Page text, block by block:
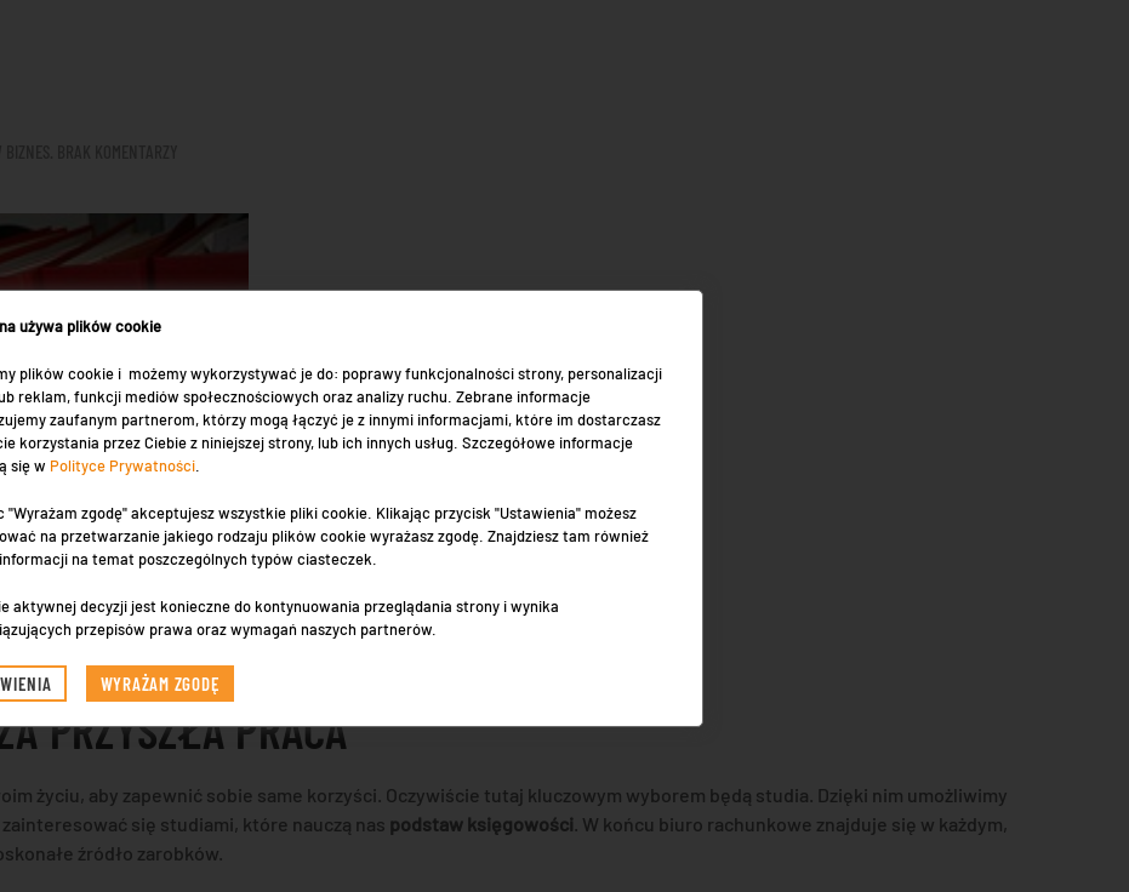
PRZYSZŁA PRACA
życiu, aby zapewnić sobie same korzyści. Oczywiście tutaj kluczowym wyborem będą studia. Dzięki nim umożliwimy
się studiami, które nauczą nas podstaw księgowości . W końcu biuro rachunkowe znajduje się w każdym,
źródło zarobków.
używa plików cookie
plików cookie i możemy wykorzystywać je do: poprawy funkcjonalności strony, personalizacji
reklam, funkcji mediów społecznościowych oraz analizy ruchu. Zebrane informacje
zaufanym partnerom, którzy mogą łączyć je z innymi informacjami, które im dostarczasz
korzystania przez Ciebie z niniejszej strony, lub ich innych usług. Szczegółowe informacje
się w Polityce Prywatności
"Wyrażam zgodę" akceptujesz wszystkie pliki cookie. Klikając przycisk "Ustawienia" możesz
na przetwarzanie jakiego rodzaju plików cookie wyrażasz zgodę. Znajdziesz tam również
na temat poszczególnych typów ciasteczek.
aktywnej decyzji jest konieczne do kontynuowania przeglądania strony i wynika
przepisów prawa oraz wymagań naszych partnerów.
WYRAŻAM ZGODĘ